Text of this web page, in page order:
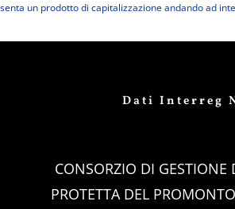
un prodotto di capitalizzazione andando ad
Dati Interreg
CONSORZIO DI GESTIONE
PROTETTA DEL